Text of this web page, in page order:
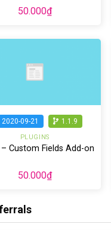
50.000₫
2020-09-21 1.1.9
PLUGINS
– Custom Fields Add-on
50.000₫